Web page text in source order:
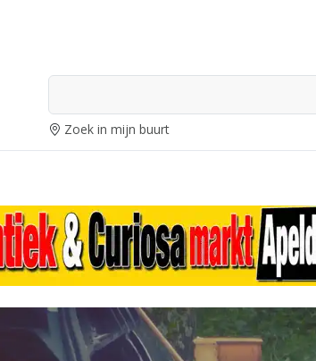
Zoek in mijn buurt